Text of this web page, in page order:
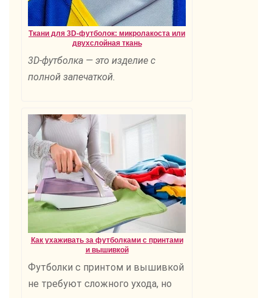
Ткани для 3D-футболок: микролакоста или
двухслойная ткань
3D-футболка — это изделие с
полной запечаткой.
Как ухаживать за футболками с принтами
и вышивкой
Футболки с принтом и вышивкой
не требуют сложного ухода, но